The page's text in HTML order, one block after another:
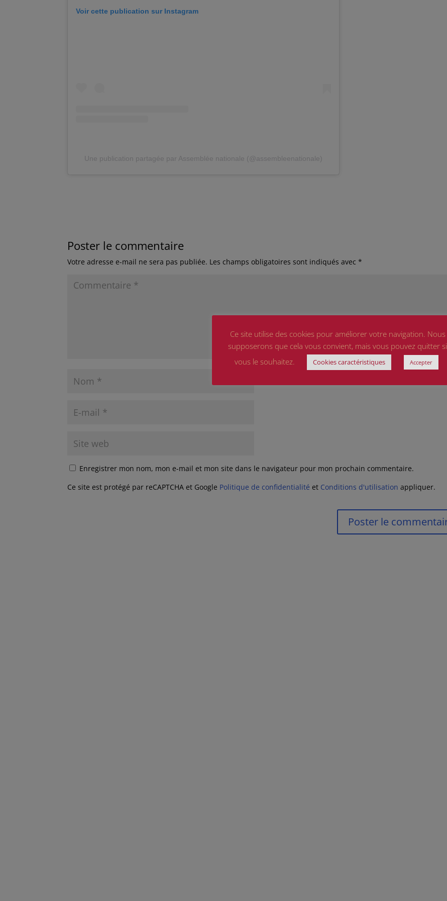
Voir cette publication sur Instagram
Une publication partagée par Assemblée nationale (@assembleenationale)
Poster le commentaire
Votre adresse e-mail ne sera pas publiée. Les champs obligatoires sont indiqués avec*
Enregistrer mon nom, mon e-mail et mon site dans le navigateur pour mon prochain commentaire.
Ce site est protégé par reCAPTCHA et Google Politique de confidentialité et Conditions d'utilisation appliquer.
Ce site utilise des cookies pour améliorer votre navigation. Nous
supposerons que cela vous convient, mais vous pouvez quitter si
vous le souhaitez.
Cookies caractéristiques Accepter